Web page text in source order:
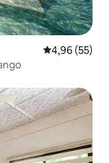
4,96 de uma
4,96 (55)